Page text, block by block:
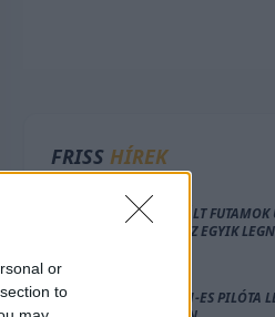
or
to
FRISS HÍREK
ELKASZÁLT
ZÁRUL AZ EGYIK
ÚJABB F1-ES PILÓTA